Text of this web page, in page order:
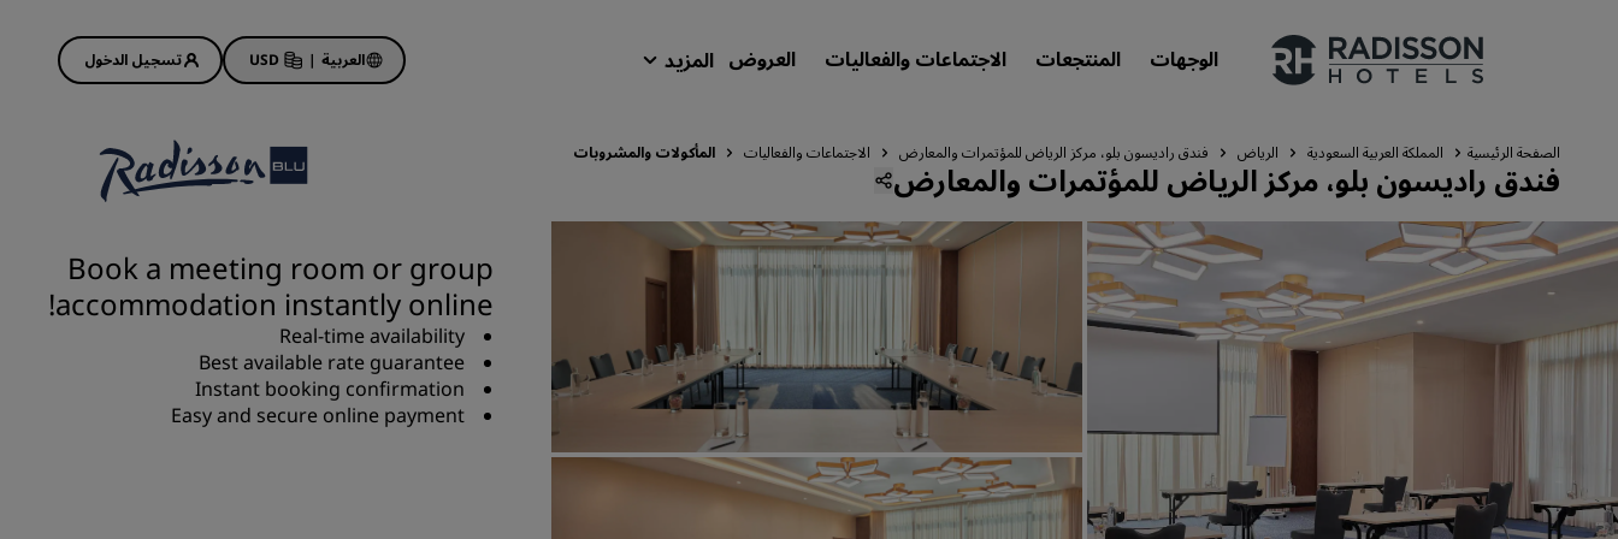
الوجهات المنتجعات الاجتماعات والفعاليات العروض المزيد
حجوزاتي
العربية |
USD تسجيل الدخول
علاماتنا التجارية
علامات فنادق راديسون التجارية
الوجهات
المنتجعات
فنادق قريبة من المطار
الفنادق الجديدة والمرتقب افتتاحها قريبًا
الاجتماعات والفعاليات
استكشف برنامج Radisson Meetings
عروض الفنادق
ابدأ الآن لربح الكثير
Deals of the Day
احجز مقدمًا
اطلع على الباقات المتاحة لدينا
الصفحة الرئيسية المملكة العربية السعودية الرياض فندق راديسون بلو، مركز الرياض للمؤتمرات والمعارض الاجتماعات والفعاليات المأكولات والمشروبات
فندق راديسون بلو، مركز الرياض للمؤتمرات والمعارض
Book a meeting room or group
accommodation instantly online!
Real-time availability
Best available rate guarantee
Instant booking confirmation
Easy and secure online payment